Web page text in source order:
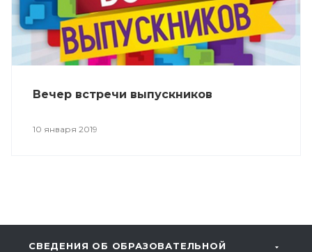
Вечер встречи выпускников
10 января 2019
СВЕДЕНИЯ ОБ ОБРАЗОВАТЕЛЬНОЙ